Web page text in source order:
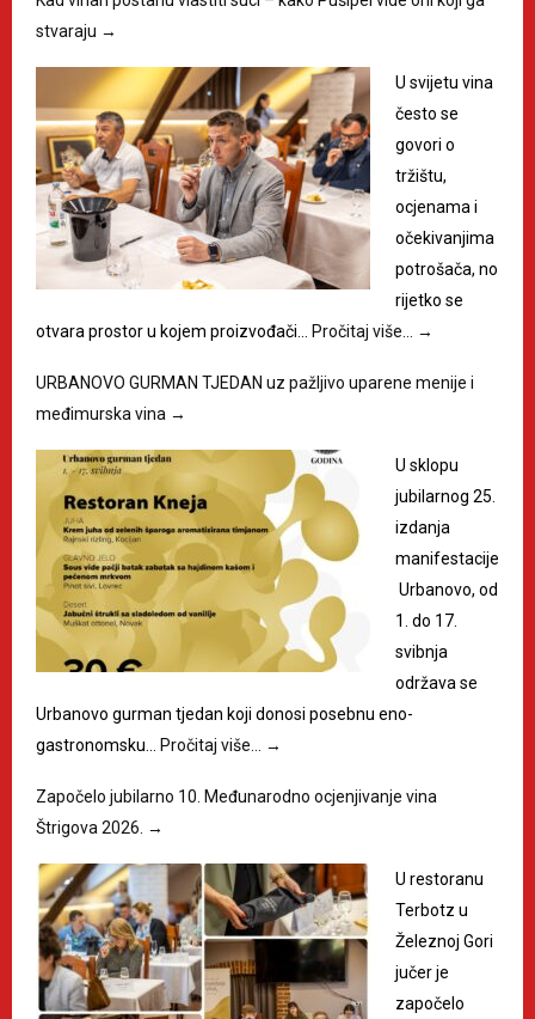
stvaraju →
U svijetu vina
često se
govori o
tržištu,
ocjenama i
očekivanjima
potrošača, no
rijetko se
otvara prostor u kojem proizvođači…
Pročitaj više… →
URBANOVO GURMAN TJEDAN uz pažljivo uparene menije i
međimurska vina →
U sklopu
jubilarnog 25.
izdanja
manifestacije
Urbanovo, od
1. do 17.
svibnja
održava se
Urbanovo gurman tjedan koji donosi posebnu eno-
gastronomsku…
Pročitaj više… →
Započelo jubilarno 10. Međunarodno ocjenjivanje vina
Štrigova 2026. →
U restoranu
Terbotz u
Železnoj Gori
jučer je
započelo